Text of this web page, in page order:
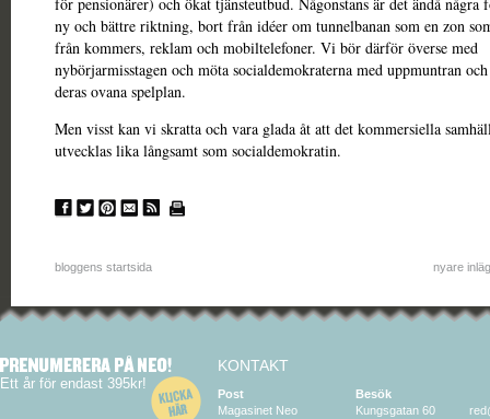
ny och bättre riktning, bort från idéer om tunnelbanan som en zon
från kommers, reklam och mobiltelefoner. Vi bör därför överse med
nybörjarmisstagen och möta socialdemokraterna med uppmuntran
deras ovana spelplan.
Men visst kan vi skratta och vara glada åt att det kommersiella
utvecklas lika långsamt som socialdemokratin.
bloggens startsida nyare
Ett år för endast 395kr!
KONTAKT
Post
Magasinet Neo
Besök
Kungsgatan 60